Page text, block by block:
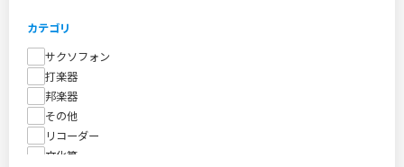
わかーるシリーズ
ピアノ・アドヴェンチャー
ギロック
あぷり～れ
きらきらピアノ
ピアノ・クルーズ
スタジオジブリ曲集
カテゴリ
サクソフォン
打楽器
邦楽器
その他
リコーダー
文化箏